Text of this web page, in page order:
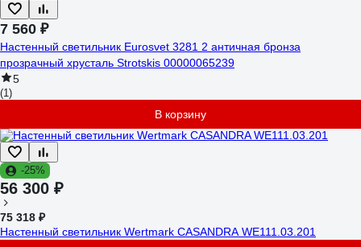
7 560 ₽
Настенный светильник Eurosvet 3281 2 античная бронза
прозрачный хрусталь Strotskis 00000065239
5
(1)
В корзину
-25%
56 300 ₽
75 318 ₽
Настенный светильник Wertmark CASANDRA WE111.03.201